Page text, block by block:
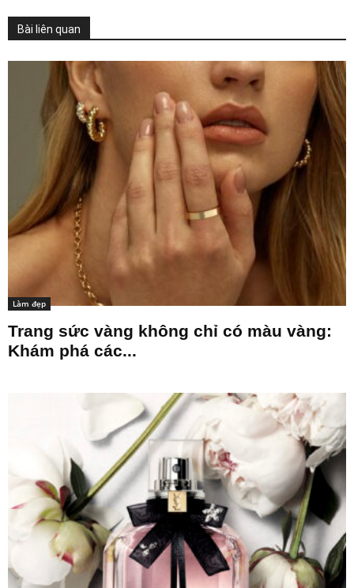
Bài liên quan
Làm đẹp
Trang sức vàng không chỉ có màu vàng:
Khám phá các...